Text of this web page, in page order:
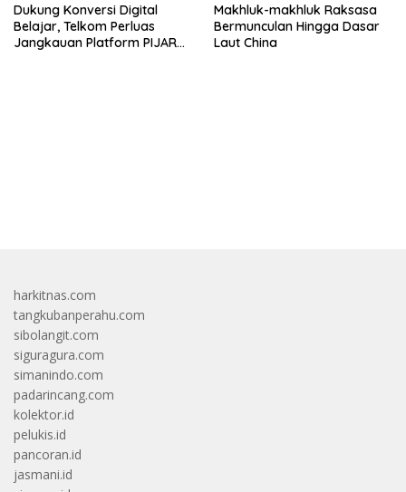
Dukung Konversi Digital
Belajar, Telkom Perluas
Jangkauan Platform PIJAR
Makhluk-makhluk Raksasa
Bermunculan Hingga Dasar
Laut China
harkitnas.com
tangkubanperahu.com
sibolangit.com
siguragura.com
simanindo.com
padarincang.com
kolektor.id
pelukis.id
pancoran.id
jasmani.id